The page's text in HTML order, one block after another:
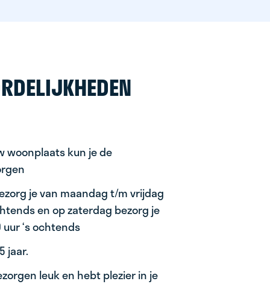
woonplaats kun je de
je van maandag t/m vrijdag
en op zaterdag bezorg je
‘s ochtends
jaar.
leuk en hebt plezier in je